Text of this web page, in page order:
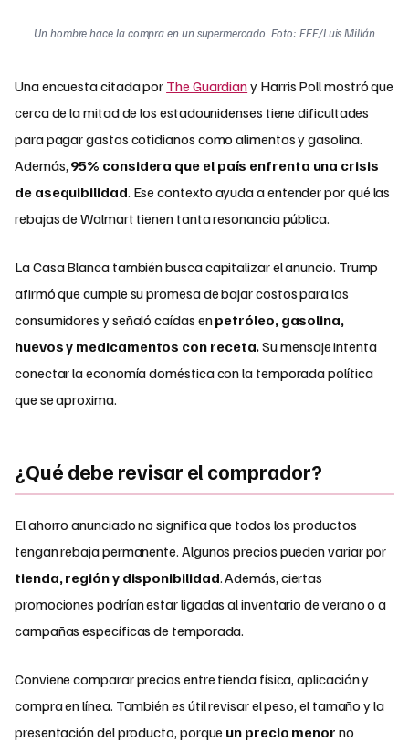
Un hombre hace la compra en un supermercado. Foto: EFE/Luis Millán
Una encuesta citada por The Guardiany Harris Poll mostró que
cerca de la mitad de los estadounidenses tiene dificultades
para pagar gastos cotidianos como alimentos y gasolina.
Además, 95% considera que el país enfrenta una crisis
de asequibilidad. Ese contexto ayuda a entender por qué las
rebajas de Walmart tienen tanta resonancia pública.
La Casa Blanca también busca capitalizar el anuncio. Trump
afirmó que cumple su promesa de bajar costos para los
consumidores y señaló caídas enpetróleo, gasolina,
huevos y medicamentos con receta.Su mensaje intenta
conectar la economía doméstica con la temporada política
que se aproxima.
¿Qué debe revisar el comprador?
El ahorro anunciado no significa que todos los productos
tengan rebaja permanente. Algunos precios pueden variar por
tienda, región y disponibilidad. Además, ciertas
promociones podrían estar ligadas al inventario de verano o a
campañas específicas de temporada.
Conviene comparar precios entre tienda física, aplicación y
compra en línea. También es útil revisar el peso, el tamaño y la
presentación del producto, porque un precio menor no